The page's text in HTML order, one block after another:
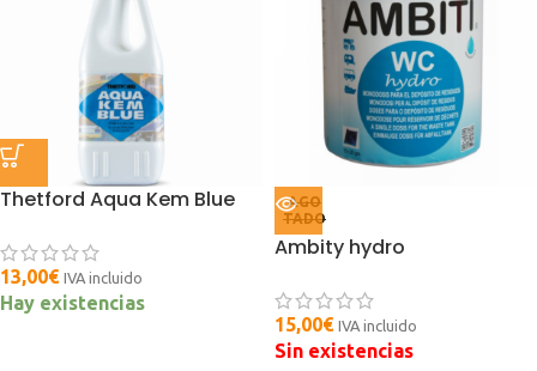
Thetford Aqua Kem Blue
13,00€ IVA incluido
Hay existencias
AGO
TADO
Ambity hydro
15,00€ IVA incluido
Sin existencias